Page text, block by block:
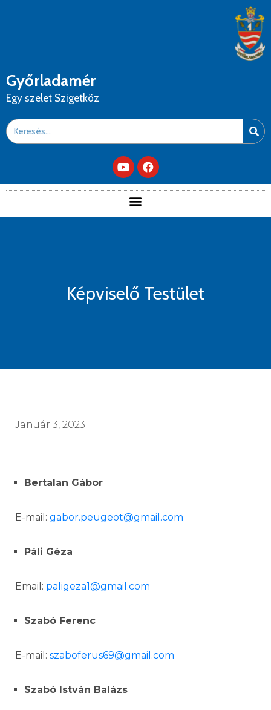
Győrladamér
Egy szelet Szigetköz
Képviselő Testület
Január 3, 2023
Bertalan Gábor
E-mail: gabor.peugeot@gmail.com
Páli Géza
Email: paligeza1@gmai .com
Szabó Ferenc
E-mail: szaboferus69@gmail.com
Szabó István Balázs